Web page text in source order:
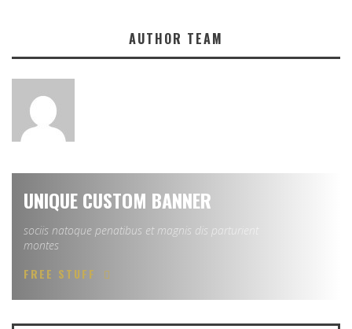
AUTHOR TEAM
UNIQUE CUSTOM BANNER
sociis natoque penatibus et magnis dis parturient
montes
FREE STUFF